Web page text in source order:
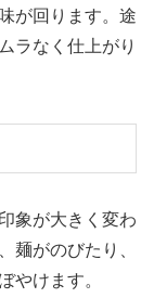
が回ります。途
ラなく仕上がり
象が大きく変わ
麺がのびたり、
やけます。